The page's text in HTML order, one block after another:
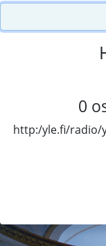
0
http:/yle.fi/radio/